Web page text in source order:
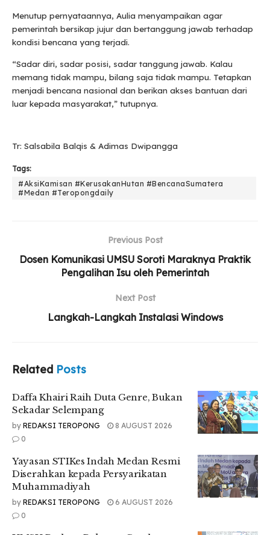
Menutup pernyataannya, Aulia menyampaikan agar
pemerintah bersikap jujur dan bertanggung jawab terhadap
kondisi bencana yang terjadi.
“Sadar diri, sadar posisi, sadar tanggung jawab. Kalau
memang tidak mampu, bilang saja tidak mampu. Tetapkan
menjadi bencana nasional dan berikan akses bantuan dari
luar kepada masyarakat,” tutupnya.
Tr: Salsabila Balqis & Adimas Dwipangga
Tags:
#AksiKamisan #KerusakanHutan #BencanaSumatera
#Medan #Teropongdaily
Previous Post
Dosen Komunikasi UMSU Soroti Maraknya Praktik
Pengalihan Isu oleh Pemerintah
Next Post
Langkah-Langkah Instalasi Windows
Related Posts
Daffa Khairi Raih Duta Genre, Bukan
Sekadar Selempang
by REDAKSI TEROPONG
8 AUGUST 2026
0
Yayasan STIKes Indah Medan Resmi
Diserahkan kepada Persyarikatan
Muhammadiyah
by REDAKSI TEROPONG
6 AUGUST 2026
0